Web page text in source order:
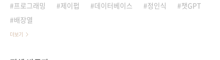
프로그래밍
제이펍 데이터베이스 정인식
챗GPT
배장열
더보기